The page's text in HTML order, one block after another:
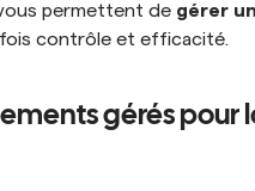
permettent de gérer
contrôle et efficacité.
gérés pour